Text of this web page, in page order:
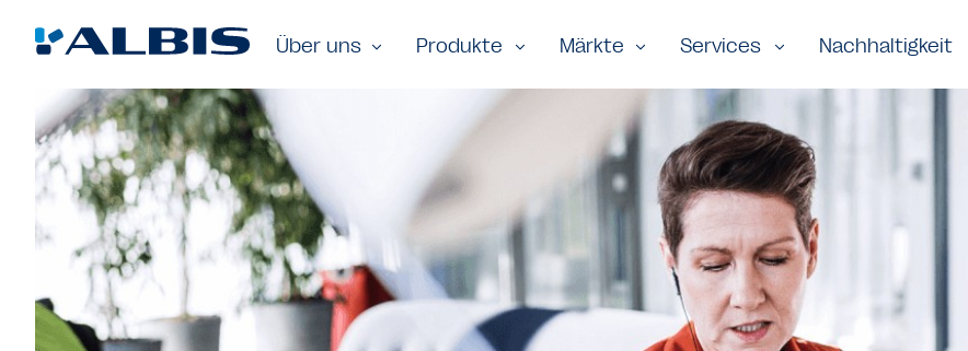
Über uns Produkte Märkte Services Nachhaltigkeit